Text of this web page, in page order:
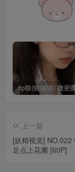
上一篇
[妖精视觉] NO.022
足点上花瓣 [60P]